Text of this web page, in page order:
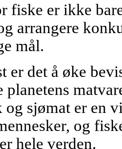
fiske er ikke
arrangere
mål.
er det å øke
planetens
sjømat er en
og
hele verden.